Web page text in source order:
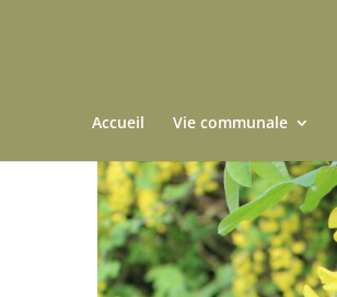
Accueil Vie communale